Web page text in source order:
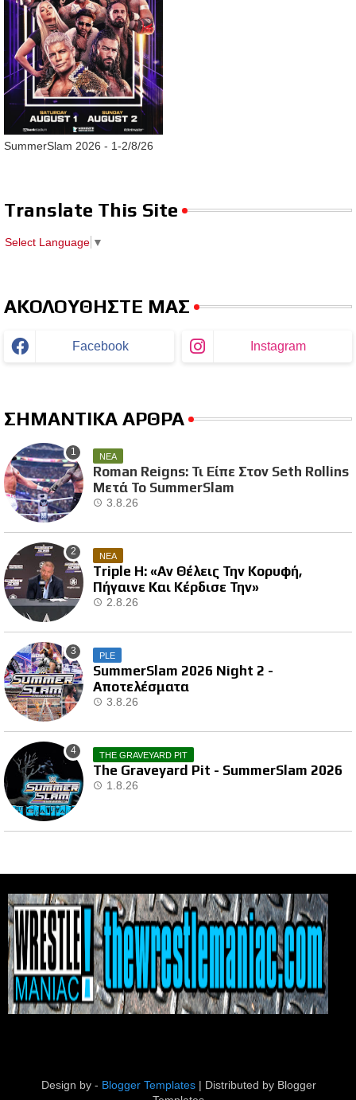
SummerSlam 2026 - 1-2/8/26
Translate This Site
Select Language ▼
ΑΚΟΛΟΥΘΗΣΤΕ ΜΑΣ
Facebook Instagram
ΣΗΜΑΝΤΙΚΑ ΑΡΘΡΑ
ΝΕΑ
Roman Reigns: Τι Είπε Στον Seth Rollins
Μετά Το SummerSlam
3.8.26
ΝΕΑ
Triple H: «Αν Θέλεις Την Κορυφή,
Πήγαινε Και Κέρδισε Την»
2.8.26
PLE
SummerSlam 2026 Night 2 -
Αποτελέσματα
3.8.26
THE GRAVEYARD PIT
The Graveyard Pit - SummerSlam 2026
1.8.26
Design by - Blogger Templates| Distributed by Blogger